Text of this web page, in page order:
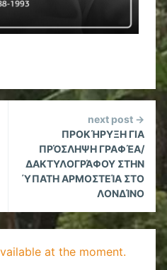
next post →
ΠΡΟΚΉΡΥΞΗ ΓΙΑ
ΠΡΌΣΛΗΨΗ ΓΡΑΦΈΑ/
ΔΑΚΤΥΛΟΓΡΆΦΟΥ ΣΤΗΝ
ΎΠΑΤΗ ΑΡΜΟΣΤΕΊΑ ΣΤΟ
ΛΟΝΔΊΝΟ
at the moment.